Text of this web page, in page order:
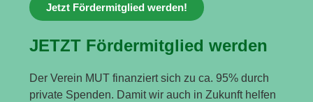
Jetzt Fördermitglied werden!
JETZT Fördermitglied werden
Der Verein MUT finanziert sich zu ca. 95% durch
private Spenden. Damit wir auch in Zukunft helfen